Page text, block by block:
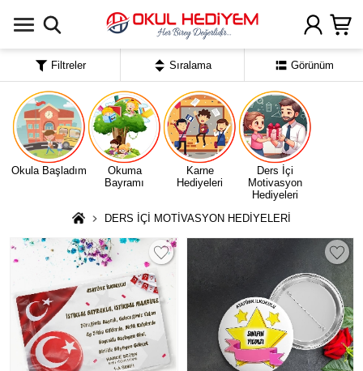
Okula Başladım
Okuma
Bayramı
Karne
Hediyeleri
Ders İçi
Motivasyon
Hediyeleri
DERS İÇİ MOTİVASYON HEDİYELERİ
Filtreler Sıralama Görünüm
Uygulamada Aç